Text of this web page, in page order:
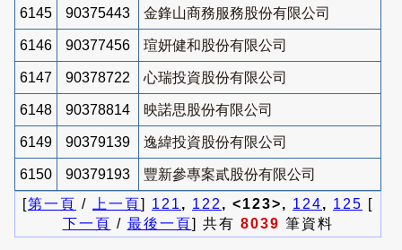
6145 90375443 金鋒山商務服務股份有限公司
6146 90377456 瑄妍健和股份有限公司
6147 90378722 心瑞投資股份有限公司
6148 90378814 映諾思股份有限公司
6149 90379139 逸緯投資股份有限公司
6150 90379193
豐新參專案貳股份有限公司
[第一頁 / 上一頁] 121 , 122 , <123>, 124, 125 [
下一頁 / 最後一頁] 共有 8039 筆資料